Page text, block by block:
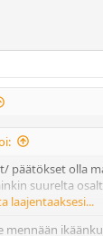
päätökset olla
suurelta
laajentaaksesi...
mennään